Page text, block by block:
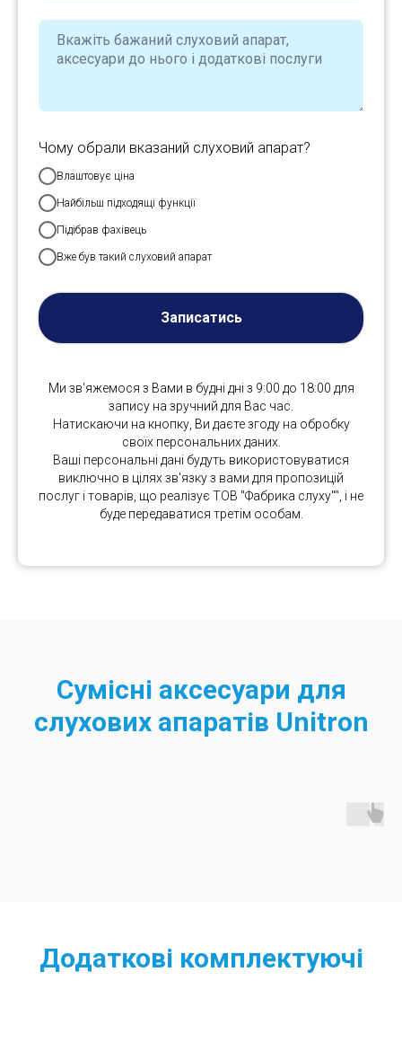
Чому обрали вказаний слуховий апарат?
Влаштовує ціна
Найбільш підходящі функції
Підібрав фахівець
Вже був такий слуховий апарат
Записатись
Ми зв'яжемося з Вами в будні дні з 9:00 до 18:00 для
запису на зручний для Вас час.
Натискаючи на кнопку, Ви даєте згоду на обробку
своїх персональних даних.
Ваші персональні дані будуть використовуватися
виключно в цілях зв'язку з вами для пропозицій
послуг і товарів, що реалізує ТОВ "Фабрика слуху"", і не
буде передаватися третім особам.
Сумісні аксесуари для
слухових апаратів Unitron
Додаткові комплектуючі